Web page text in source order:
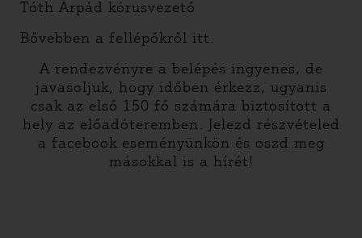
Tóth Árpád kórusvezető
Bővebben a fellépőkről itt.
A rendezvényre a belépés ingyenes, de
javasoljuk, hogy időben érkezz, ugyanis
csak az első 150 fő számára biztosított a
hely az előadóteremben. Jelezd részvételed
a facebook eseményünkön és oszd meg
másokkal is a hírét!